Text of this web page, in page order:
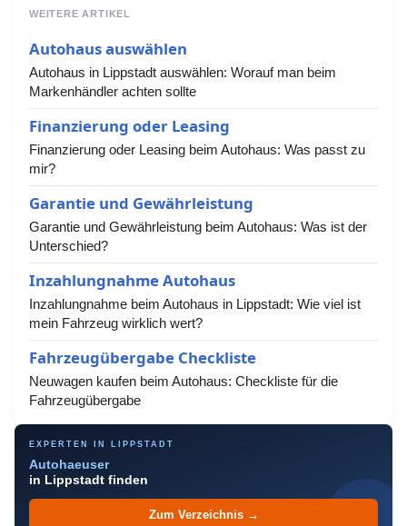
WEITERE ARTIKEL
Autohaus auswählen
Autohaus in Lippstadt auswählen: Worauf man beim
Markenhändler achten sollte
Finanzierung oder Leasing
Finanzierung oder Leasing beim Autohaus: Was passt zu
mir?
Garantie und Gewährleistung
Garantie und Gewährleistung beim Autohaus: Was ist der
Unterschied?
Inzahlungnahme Autohaus
Inzahlungnahme beim Autohaus in Lippstadt: Wie viel ist
mein Fahrzeug wirklich wert?
Fahrzeugübergabe Checkliste
Neuwagen kaufen beim Autohaus: Checkliste für die
Fahrzeugübergabe
EXPERTEN IN LIPPSTADT
Autohaeuser
in Lippstadt finden
Zum Verzeichnis →